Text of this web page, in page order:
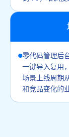
零代码管理后
一键导入复用
场景上线周期
和竞品变化的